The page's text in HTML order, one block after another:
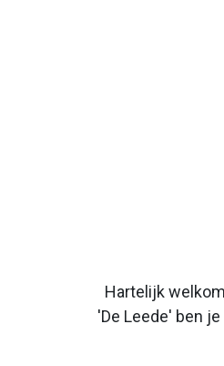
Hartelijk
'De Leede' ben